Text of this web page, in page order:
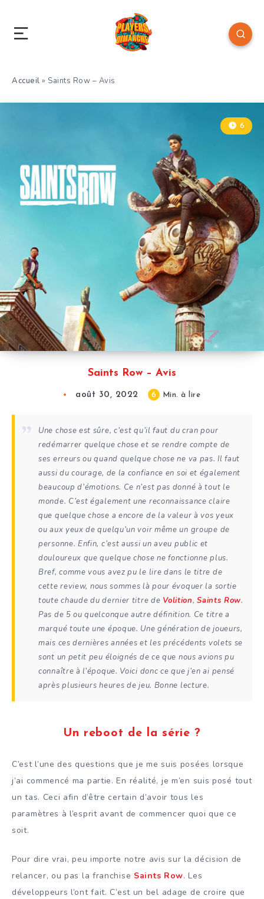
Accueil » Saints Row – Avis
Saints Row – Avis
6
août 30, 2022 6 Min. à lire
Une chose est sûre, c’est qu’il faut du cran pour
redémarrer quelque chose et se rendre compte de
ses erreurs ou quand quelque chose ne va pas. Il faut
aussi du courage, de la confiance en soi et également
beaucoup d’émotions. Ce n’est pas donné à tout le
monde. C’est également une reconnaissance claire
que quelque chose a encore de la valeur à vos yeux
ou aux yeux de quelqu’un voir même un groupe de
personne. Enfin, c’est aussi un aveu public et
douloureux que quelque chose ne fonctionne plus.
Bref, comme vous avez pu le lire dans le titre de
cette review, nous sommes là pour évoquer la sortie
toute chaude du dernier titre de Volition,Saints Row.
Pas de 5 ou quelconque autre définition. Ce titre a
marqué toute une époque. Une génération de joueurs,
mais ces dernières années et les précédents volets se
sont un petit peu éloignés de ce que nous avions pu
connaître à l’époque. Voici donc ce que j’en ai pensé
après plusieurs heures de jeu. Bonne lecture.
Un reboot de la série ?
C’est l’une des questions que je me suis posées lorsque
j’ai commencé ma partie. En réalité, je m’en suis posé tout
un tas. Ceci afin d’être certain d’avoir tous les
paramètres à l’esprit avant de commencer quoi que ce
soit.
Pour dire vrai, peu importe notre avis sur la décision de
relancer, ou pas la franchise Saints Row. Les
développeurs l’ont fait. C’est un bel adage de croire que